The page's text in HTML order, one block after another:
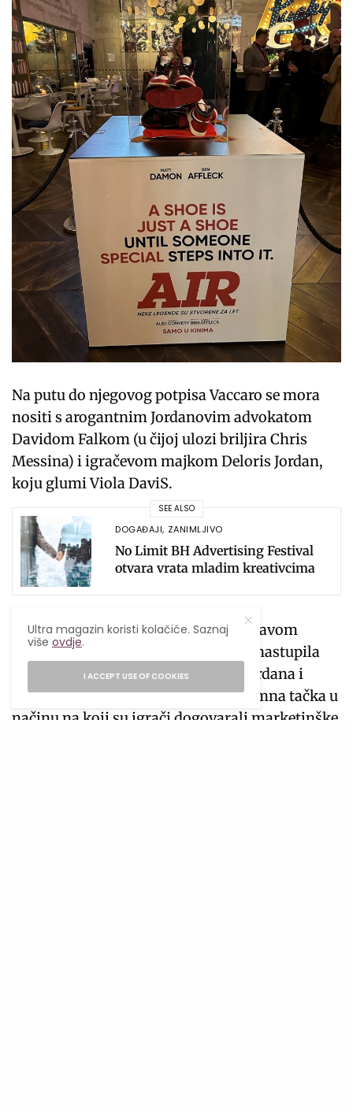
Na putu do njegovog potpisa Vaccaro se mora
nositi s arogantnim Jordanovim advokatom
Davidom Falkom (u čijoj ulozi briljira Chris
Messina) i igračevom majkom Deloris Jordan,
koju glumi Viola DaviS.
SEE ALSO
DOGAĐAJI, ZANIMLJIVO
No Limit BH Advertising Festival
otvara vrata mladim kreativcima
Film se između ostalog bavi i uspostavom
novih marketinških pravila koja su nastupila
nakon sklapanja ugovora između Jordana i
Nikea. Naime upravo je on bio prelomna tačka u
načinu na koji su igrači dogovarali marketinške
Ultra magazin koristi kolačiće. Saznaj
višeovdje.
I ACCEPT USE OF COOKIES